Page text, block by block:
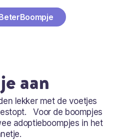
aan
lekker met de voetjes
Voor de boompjes
adoptieboompjes in het